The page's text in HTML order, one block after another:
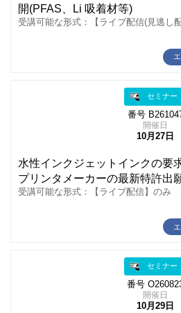
開(PFAS、Li 吸着材等)
受講可能な形式：【ライブ配信(見逃し
セミナー
番号
開催日
10月27日
水性インクジェットインクの要
プリンタメーカーの最新特許出
受講可能な形式：【ライブ配信】のみ
セミナー
番号
開催日
10月29日